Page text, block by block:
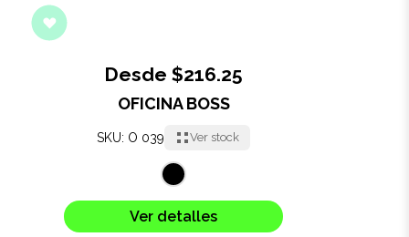
Desde $216.25
OFICINA BOSS
SKU: O 039 Ver stock
Ver detalles